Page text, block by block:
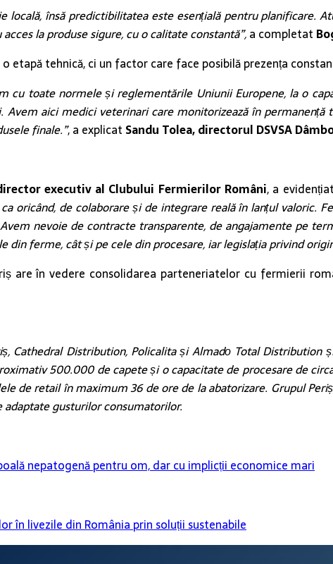
locală, însă predictibilitatea este esențială pentru planificare.
la produse sigure, cu o calitate constantă”,a completat
etapă tehnică, ci un factor care face posibilă prezența
cu toate normele și reglementările Uniunii Europene, la o
Avem aici medici veterinari care monitorizează în
finale.”, a explicat Sandu Tolea, directorul DSVSA
executiv al Clubului Fermierilor Români, a
oricând, de colaborare și de integrare reală în lanțul
nevoie de contracte transparente, de angajamente pe
din ferme, cât și pe cele din procesare, iar legislația privind
are în vedere consolidarea parteneriatelor cu fermierii
Cathedral Distribution, Policalita și Almadо Total
500.000 de capete și o capacitate de procesare de
de retail în maximum 36 de ore de la abatorizare. Grupul
adaptate gusturilor consumatorilor.
boală nepatogenă pentru om, dar cu implicții economice mari
în livezile din România prin soluții sustenabile